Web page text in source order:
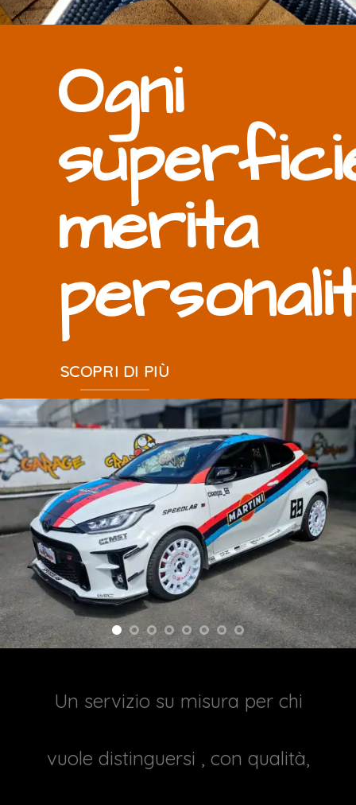
Ogni
merita
SCOPRI DI PIÙ
Un servizio su misura per chi
vuole distinguersi , con qualità,